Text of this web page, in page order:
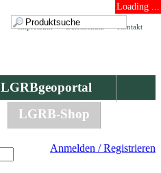
Loading ...
Kontakt
Datenschutz
Impressum
LGRBgeoportal
LGRB-Shop
Anmelden / Registrieren